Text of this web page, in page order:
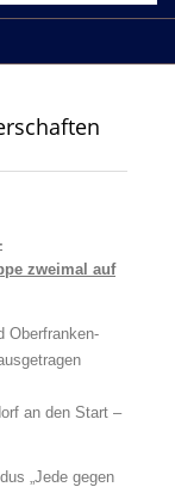
zweimal auf
Oberfranken-
an den Start –
„Jede gegen